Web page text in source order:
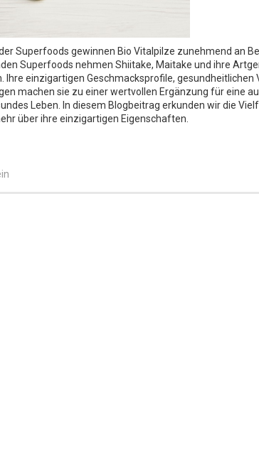
Superfoods gewinnen Bio Vitalpilze zunehmend an
Superfoods nehmen Shiitake, Maitake und ihre
Ihre einzigartigen Geschmacksprofile, gesundheitlichen
machen sie zu einer wertvollen Ergänzung für eine
Leben. In diesem Blogbeitrag erkunden wir die
über ihre einzigartigen Eigenschaften.